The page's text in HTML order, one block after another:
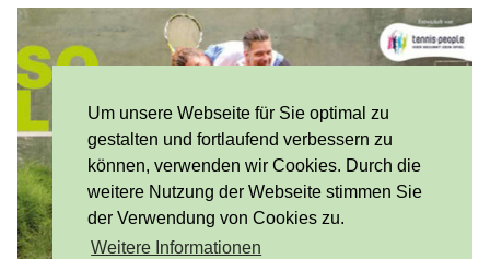
Um unsere Webseite für Sie optimal zu
gestalten und fortlaufend verbessern zu
können, verwenden wir Cookies. Durch die
weitere Nutzung der Webseite stimmen Sie
der Verwendung von Cookies zu.
Weitere Informationen